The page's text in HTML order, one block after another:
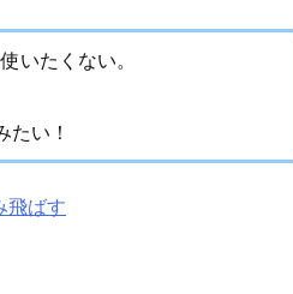
いたくない。
たい！
飛ばす